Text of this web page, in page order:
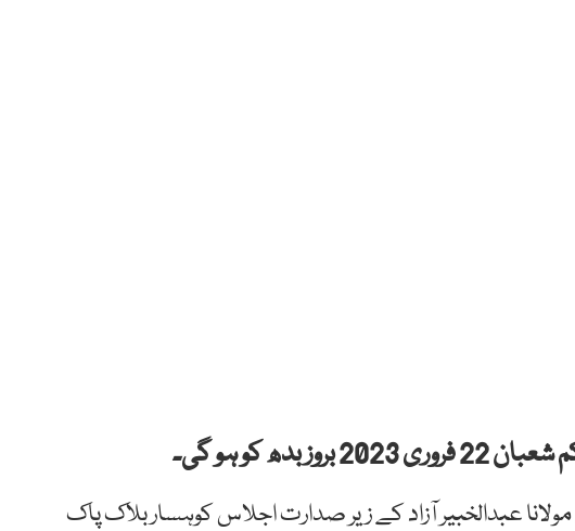
کو ہو گی۔
عبدالخبیر آزاد کے زیر صدارت اجلاس کوہسار بلاک پاک